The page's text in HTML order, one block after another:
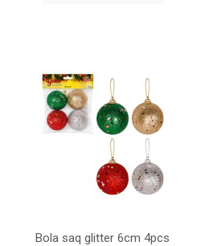
Bola saq glitter 6cm 4pcs